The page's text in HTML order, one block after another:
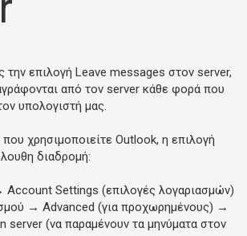
την επιλογή Leave messages στον server,
από τον server κάθε φορά που
υπολογιστή μας.
χρησιμοποιείτε Outlook, η επιλογή
διαδρομή:
Account Settings (επιλογές λογαριασμών)
→ Advanced (για προχωρημένους) →
server (να παραμένουν τα μηνύματα στον